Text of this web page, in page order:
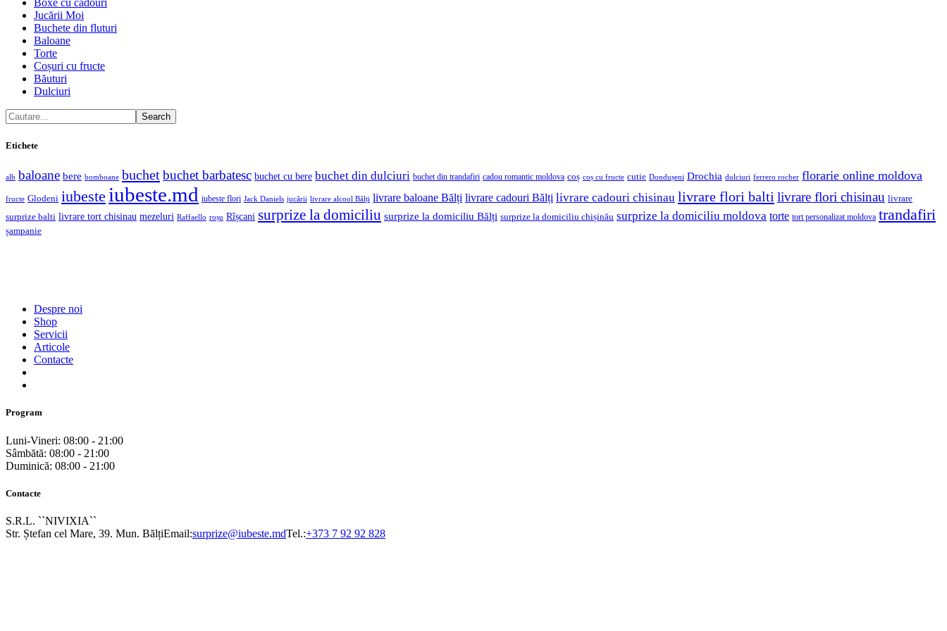
Boxe cu cadouri
Jucării Moi
Buchete din fluturi
Baloane
Torte
Coșuri cu fructe
Băuturi
Dulciuri
Search
Etichete
alb baloane bere bomboane buchetbuchet barbatesc buchet cu bere buchet din dulciuri buchet din trandafiri cadou romantic moldova coș coș cu fructe cutie Dondușeni Drochia dulciuri ferrero rocher florarie online moldova
fructe Glodeni iubeste iubeste.md iubeste flori Jack Daniels jucării livrare alcool Bălți livrare baloane Bălți livrare cadouri Bălți livrare cadouri chisinau livrare flori balti livrare flori chisinau livrare
surprize balti livrare tort chisinau mezeluri Raffaello roșu Rîșcani surprize la domiciliu surprize la domiciliu Bălți surprize la domiciliu chișinău surprize la domiciliu moldova torte tort personalizat moldova trandafiri
șampanie
Despre noi
Shop
Servicii
Articole
Contacte
Program
Luni-Vineri: 08:00 - 21:00
Sâmbătă: 08:00 - 21:00
Duminică: 08:00 - 21:00
Contacte
S.R.L. ``NIVIXIA``
Str. Ștefan cel Mare, 39. Mun. BălțiEmail:surprize@iubeste.mdTel.:+373 7 92 92 828